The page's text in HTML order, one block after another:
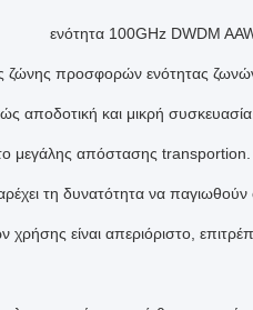
ενότητα 100GHz DWDM
ζώνης προσφορών ενότητας
αποδοτική και μικρή
μεγάλης απόστασης transportion.
τη δυνατότητα να παγιωθούν
χρήσης είναι απεριόριστο,